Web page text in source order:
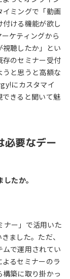
イミングで「動画
ける機能が欲し
ケティングから
聴したか」とい
存のセミナー受付
と思うと高額な
にカスタマイ
きると聞いて魅
必要なデー
たか。
ー」で活用いた
ました。ただ、
で運用されてい
るセミナーのラ
築に取り掛かっ